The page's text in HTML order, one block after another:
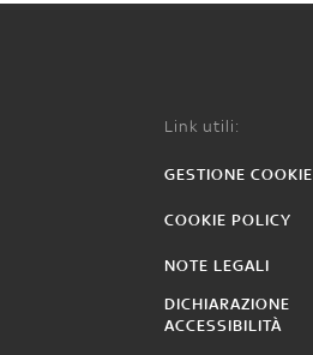
Link utili:
GESTIONE COOKIE
COOKIE POLICY
NOTE LEGALI
DICHIARAZIONE
ACCESSIBILITÀ